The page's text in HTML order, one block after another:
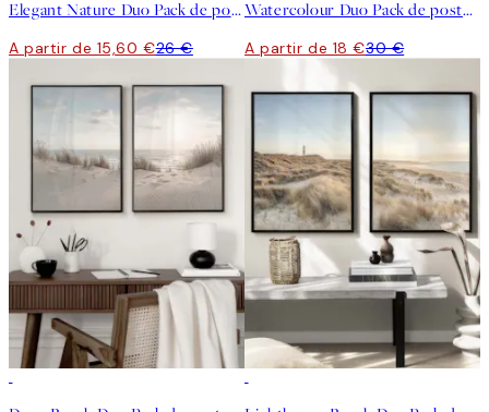
Elegant Nature Duo Pack de posters
A partir de 15,60 €26 €
Watercolour Duo Pack de posters
A partir de 18 €30 €